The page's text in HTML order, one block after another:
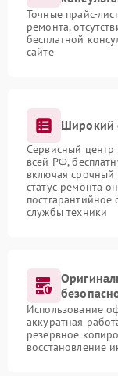
Точные прайс-
ремонта,
бесплатной
сайте
Широкий
Сервисный центр
всей РФ,
включая срочный
статус ремонта
службы техники
Использование
аккуратная
резервное
восстановление